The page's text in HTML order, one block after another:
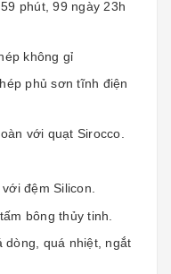
phút, 99 ngày 23h
không gỉ
phủ sơn tĩnh điện
với quạt Sirocco.
đệm Silicon.
bông thủy tinh.
dòng, quá nhiệt, ngắt